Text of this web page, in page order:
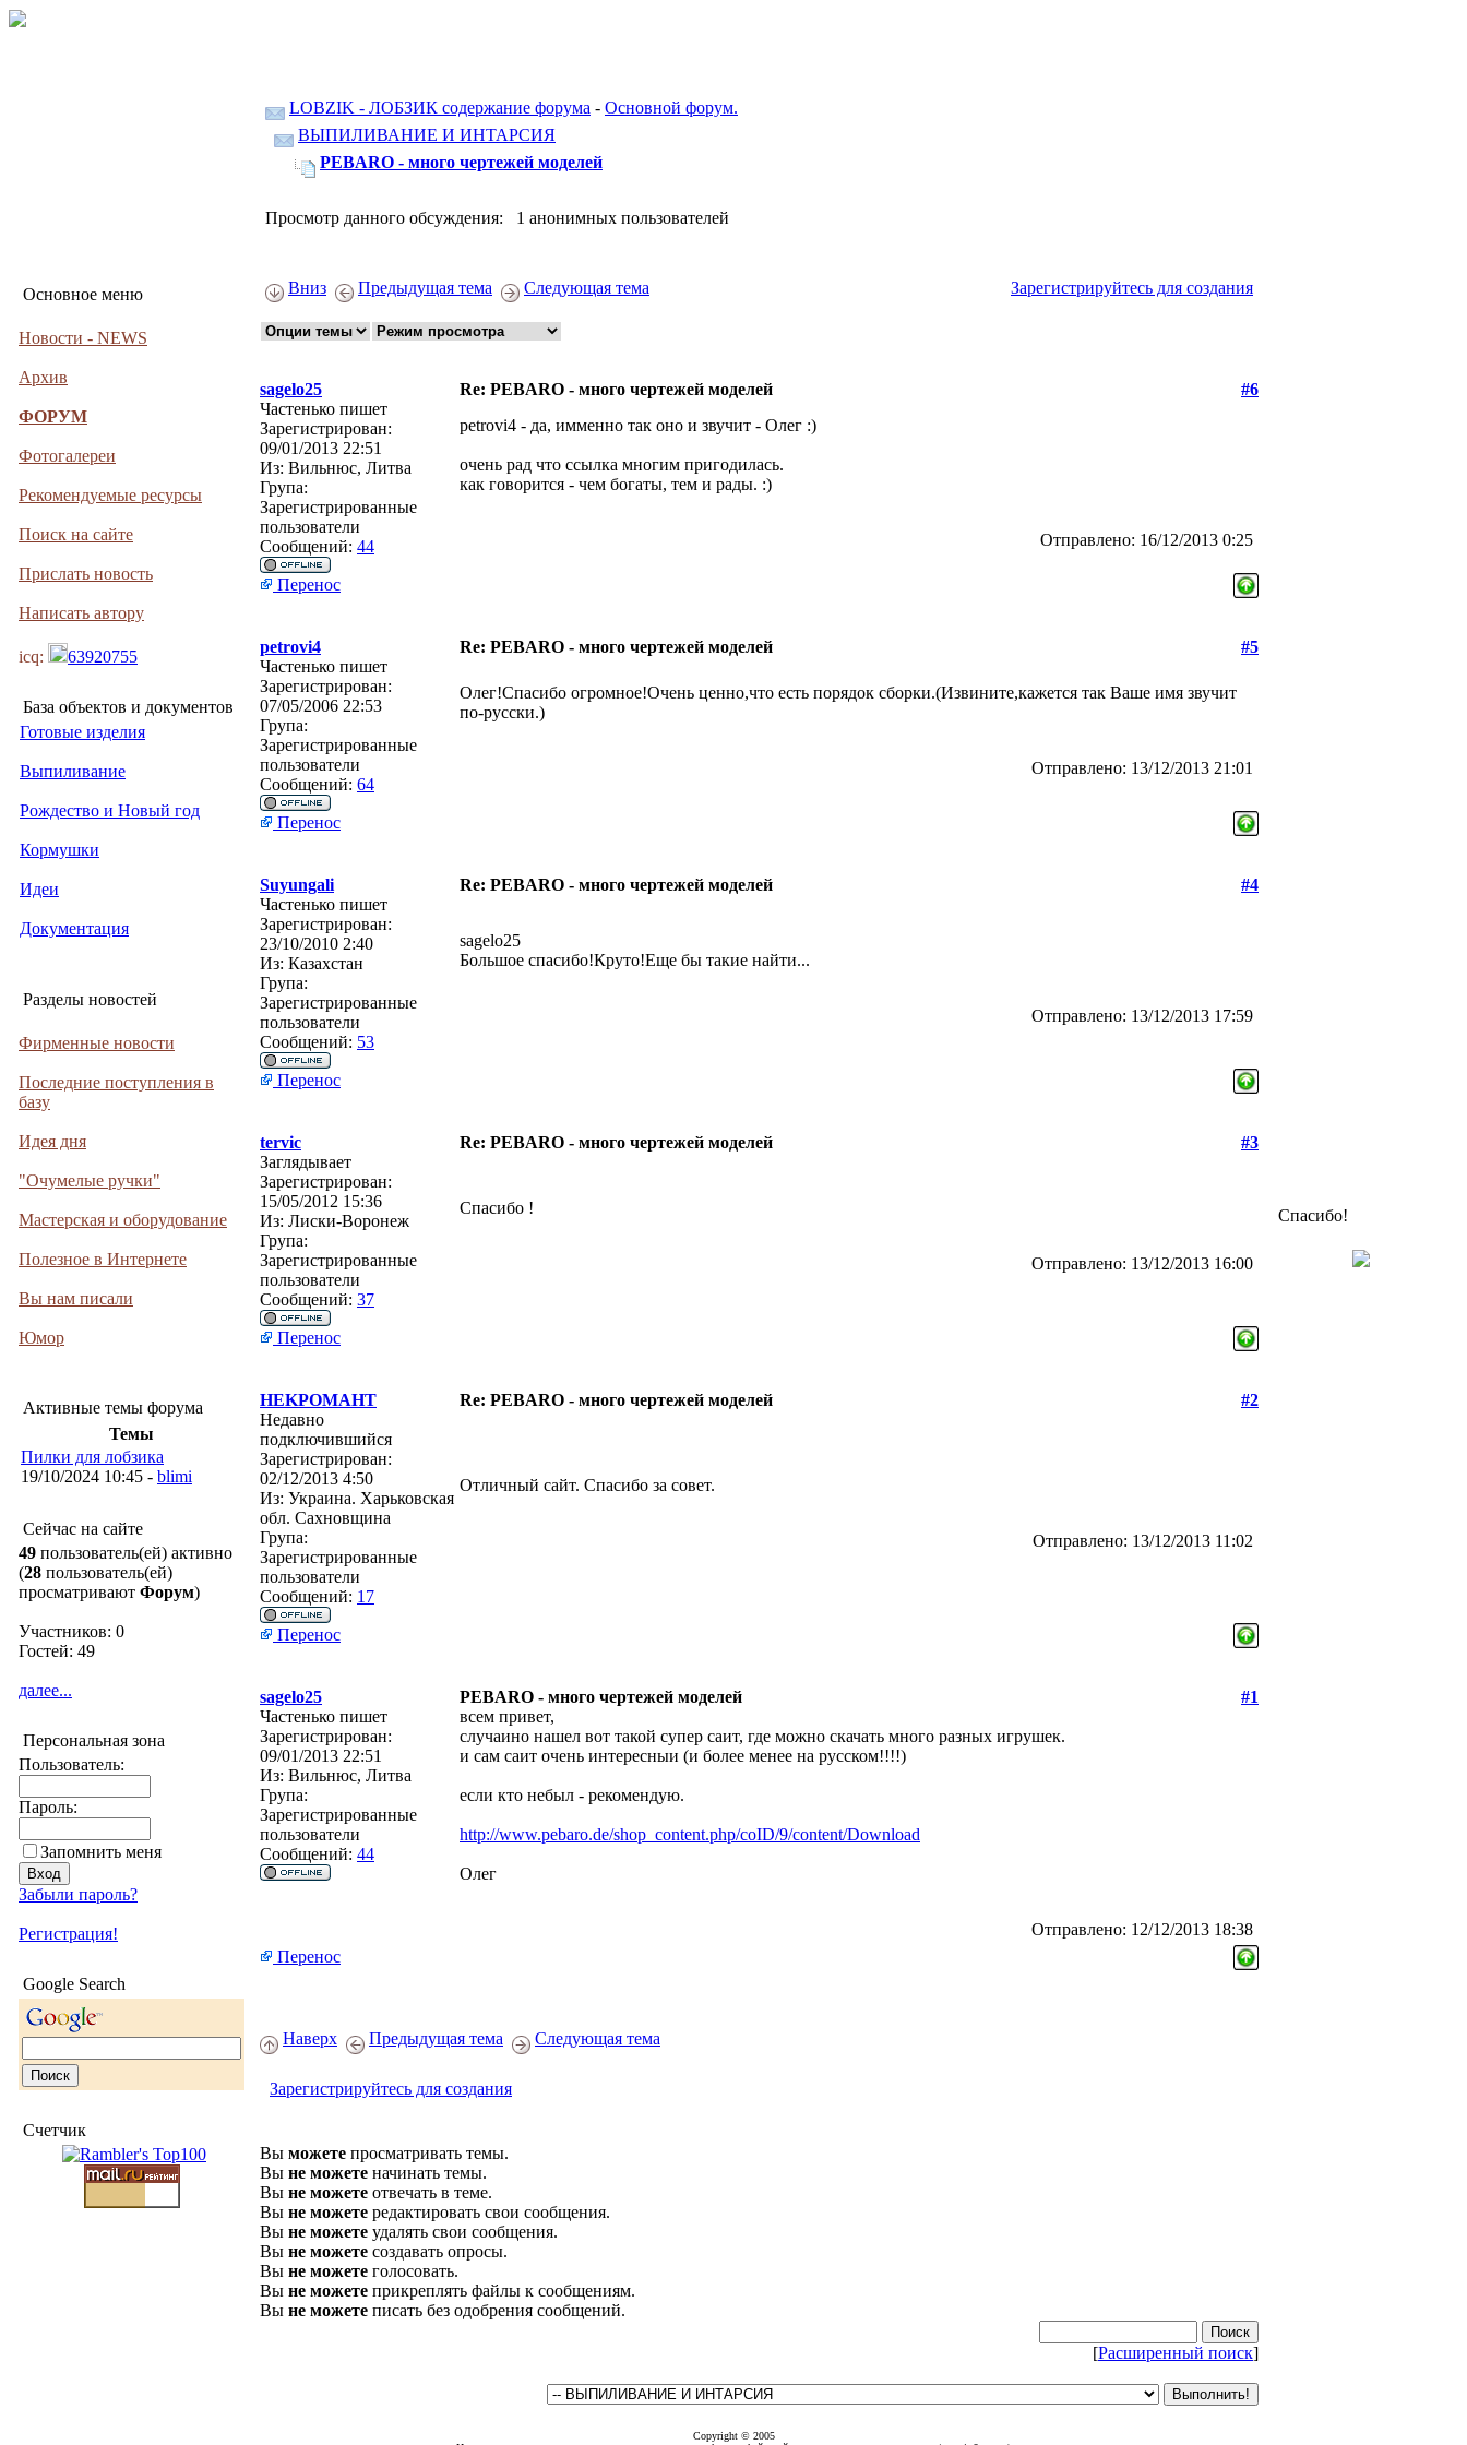
Основное меню
Новости - NEWS
Архив
ФОРУМ
Фотогалереи
Рекомендуемые ресурсы
Поиск на сайте
Прислать новость
Написать автору
icq: 63920755
База объектов и документов
Готовые изделия
Выпиливание
Рождество и Новый год
Кормушки
Идеи
Документация
Разделы новостей
Фирменные новости
Последние поступления в
базу
Идея дня
"Очумелые ручки"
Мастерская и оборудование
Полезное в Интернете
Вы нам писали
Юмор
Активные темы форума
Темы
Пилки для лобзика
19/10/2024 10:45 - blimi
Сейчас на сайте
49 пользователь(ей) активно
(28 пользователь(ей)
просматривают Форум)
Участников: 0
Гостей: 49
далее...
Персональная зона
Пользователь:
Пароль:
Запомнить меня
Забыли пароль?
Регистрация!
Google Search
Счетчик
LOBZIK - ЛОБЗИК содержание форума - Основной форум.
ВЫПИЛИВАНИЕ И ИНТАРСИЯ
PEBARO - много чертежей моделей
Просмотр данного обсуждения: 1 анонимных пользователей
Вниз Предыдущая тема Следующая тема Зарегистрируйтесь для создания
sagelo25 Re: PEBARO - много чертежей моделей
#6
Частенько пишет
Зарегистрирован:
09/01/2013 22:51
Из: Вильнюс, Литва
Група:
Зарегистрированные
пользователи
Сообщений: 44
petrovi4 - да, имменно так оно и звучит - Олег :)
очень рад что ссылка многим пригодилась.
как говорится - чем богаты, тем и рады. :)
Отправлено: 16/12/2013 0:25
Перенос
petrovi4 Re: PEBARO - много чертежей моделей
#5
Частенько пишет
Зарегистрирован:
07/05/2006 22:53
Група:
Зарегистрированные
пользователи
Сообщений: 64
Олег!Спасибо огромное!Очень ценно,что есть порядок сборки.(Извините,кажется так Ваше имя звучит
по-русски.)
Отправлено: 13/12/2013 21:01
Перенос
Suyungali Re: PEBARO - много чертежей моделей
#4
Частенько пишет
Зарегистрирован:
23/10/2010 2:40
Из: Казахстан
Група:
Зарегистрированные
пользователи
Сообщений: 53
sagelo25
Большое спасибо!Круто!Еще бы такие найти...
Отправлено: 13/12/2013 17:59
Перенос
tervic Re: PEBARO - много чертежей моделей
#3
Заглядывает
Зарегистрирован:
15/05/2012 15:36
Из: Лиски-Воронеж
Група:
Зарегистрированные
пользователи
Сообщений: 37
Спасибо !
Отправлено: 13/12/2013 16:00
Перенос
HEKPOMAHT Re: PEBARO - много чертежей моделей
#2
Недавно
подключившийся
Зарегистрирован:
02/12/2013 4:50
Из: Украина. Харьковская
обл. Сахновщина
Група:
Зарегистрированные
пользователи
Сообщений: 17
Отличный сайт. Спасибо за совет.
Отправлено: 13/12/2013 11:02
Перенос
sagelo25 PEBARO - много чертежей моделей
#1
Частенько пишет
Зарегистрирован:
09/01/2013 22:51
Из: Вильнюс, Литва
Група:
Зарегистрированные
пользователи
Сообщений: 44
всем привет,
случаино нашел вот такой супер саит, где можно скачать много разных игрушек.
и сам саит очень интересныи (и более менее на русском!!!!)
если кто небыл - рекомендую.
http://www.pebaro.de/shop_content.php/coID/9/content/Download
Олег
Отправлено: 12/12/2013 18:38
Перенос
Наверх Предыдущая тема Следующая тема
Зарегистрируйтесь для создания
Вы можете просматривать темы.
Вы не можете начинать темы.
Вы не можете отвечать в теме.
Вы не можете редактировать свои сообщения.
Вы не можете удалять свои сообщения.
Вы не можете создавать опросы.
Вы не можете голосовать.
Вы не можете прикреплять файлы к сообщениям.
Вы не можете писать без одобрения сообщений.
[Расширенный поиск]
Спасибо!
Copyright © 2005